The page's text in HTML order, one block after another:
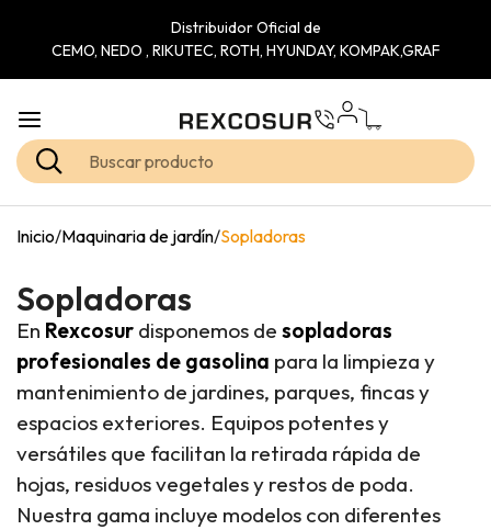
Distribuidor Oficial de
CEMO, NEDO , RIKUTEC, ROTH, HYUNDAY, KOMPAK,GRAF
Inicio/Maquinaria de jardín/Sopladoras
Sopladoras
En Rexcosur disponemos de sopladoras
profesionales de gasolina para la limpieza y
mantenimiento de jardines, parques, fincas y
espacios exteriores. Equipos potentes y
versátiles que facilitan la retirada rápida de
hojas, residuos vegetales y restos de poda.
Nuestra gama incluye modelos con diferentes